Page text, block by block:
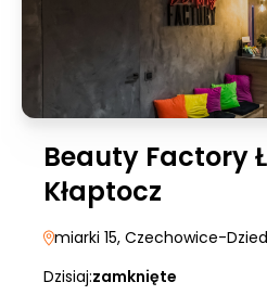
Beauty Factory
Kłaptocz
miarki 15, Czechowice-
Dzisiaj:zamknięte